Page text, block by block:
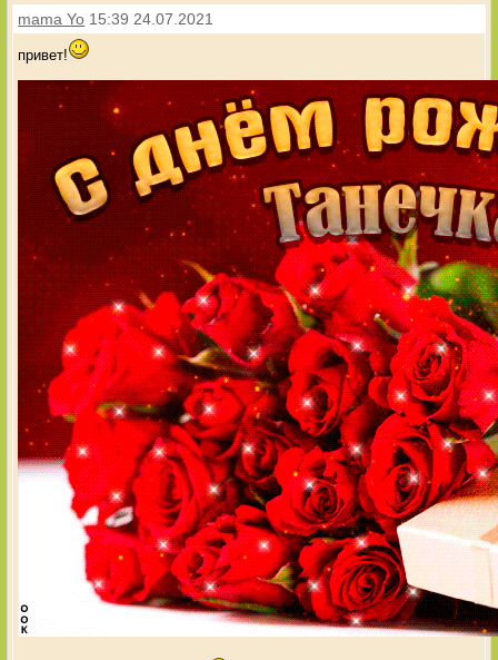
mama Yo 15:39 24.07.2021
привет!